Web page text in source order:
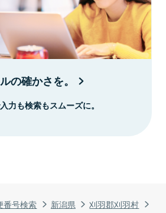
番号検索 新潟県
刈羽郡刈羽村
の確かさを。
力も検索もスムーズに。